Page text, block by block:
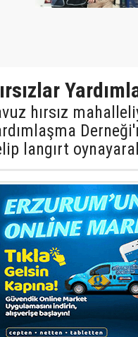
hırsız
langırt